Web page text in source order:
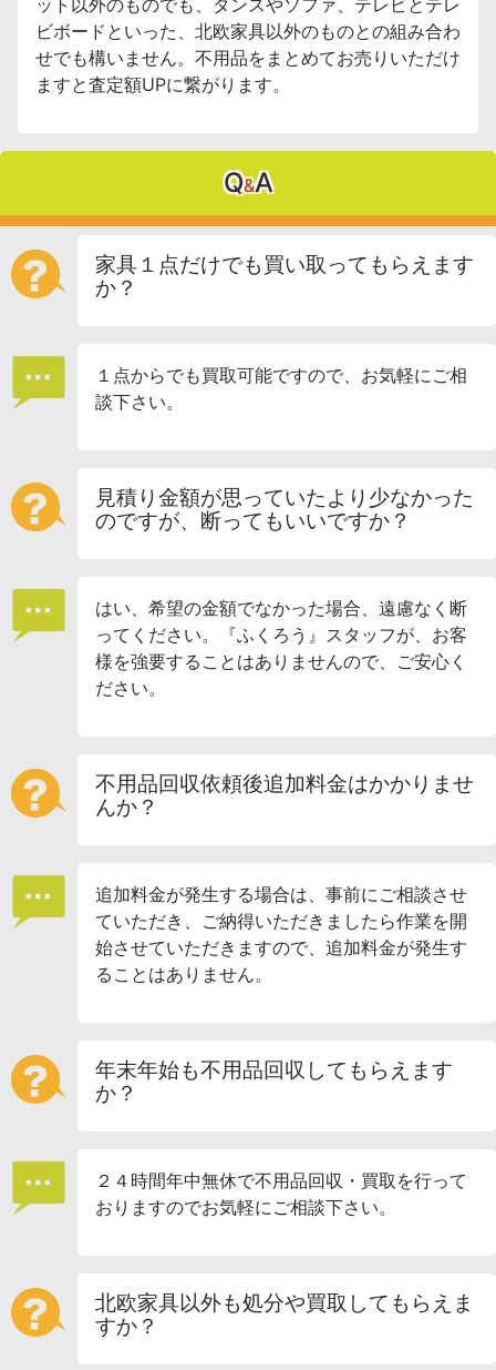
ット以外のものでも、タンスやソファ、テレビとテレ
ビボードといった、北欧家具以外のものとの組み合わ
せでも構いません。不用品をまとめてお売りいただけ
ますと査定額UPに繋がります。
Q&A
家具１点だけでも買い取ってもらえます
か？
１点からでも買取可能ですので、お気軽にご相
談下さい。
見積り金額が思っていたより少なかった
のですが、断ってもいいですか？
はい、希望の金額でなかった場合、遠慮なく断
ってください。『ふくろう』スタッフが、お客
様を強要することはありませんので、ご安心く
ださい。
不用品回収依頼後追加料金はかかりませ
んか？
追加料金が発生する場合は、事前にご相談させ
ていただき、ご納得いただきましたら作業を開
始させていただきますので、追加料金が発生す
ることはありません。
年末年始も不用品回収してもらえます
か？
２４時間年中無休で不用品回収・買取を行って
おりますのでお気軽にご相談下さい。
北欧家具以外も処分や買取してもらえま
すか？